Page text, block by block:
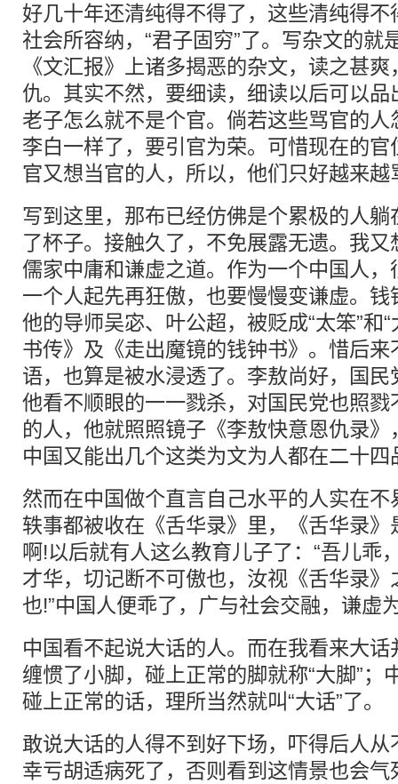
好几十年还清纯得不得了，这些清纯得
社会所容纳，“君子固穷”了。写杂文的就
《文汇报》上诸多揭恶的杂文，读之甚
仇。其实不然，要细读，细读以后可以
老子怎么就不是个官。倘若这些骂官的
李白一样了，要引官为荣。可惜现在的
官又想当官的人，所以，他们只好越来越
写到这里，那布已经仿佛是个累极的人
了杯子。接触久了，不免展露无遗。我
儒家中庸和谦虚之道。作为一个中国人
一个人起先再狂傲，也要慢慢变谦虚。
他的导师吴宓、叶公超，被贬成“太笨”和
书传》及《走出魔镜的钱钟书》。惜后
语，也算是被水浸透了。李敖尚好，国
他看不顺眼的一一戮杀，对国民党也照
的人，他就照照镜子《李敖快意恩仇录
中国又能出几个这类为文为人都在二十四
然而在中国做个直言自己水平的人实在
轶事都被收在《舌华录》里，《舌华录
啊!以后就有人这么教育儿子了：“吾儿乖
才华，切记断不可傲也，汝视《舌华录
也!”中国人便乖了，广与社会交融，谦虚
中国看不起说大话的人。而在我看来大
缠惯了小脚，碰上正常的脚就称“大脚”；
碰上正常的话，理所当然就叫“大话”了。
敢说大话的人得不到好下场，吓得后人
幸亏胡适病死了，否则看到这情景也会